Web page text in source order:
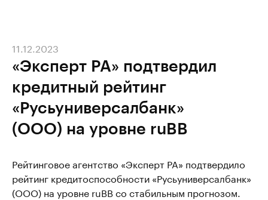
«Эксперт РА» подтвердил
кредитный рейтинг
«Русьуниверсалбанк»
(ООО) на уровне ruBB
11.12.2023
Рейтинговое агентство «Эксперт РА» подтвердило
рейтинг кредитоспособности «Русьуниверсалбанк»
(ООО) на уровне ruBB со стабильным прогнозом.